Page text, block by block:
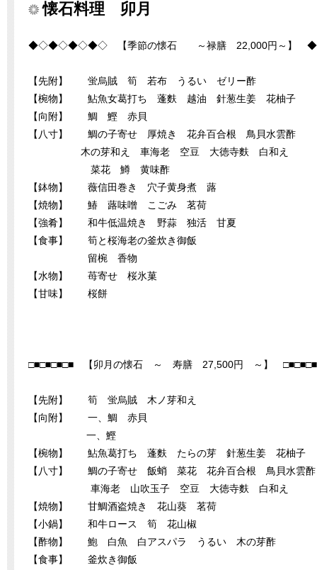
懐石料理 卯月
◆◇◆◇◆◇◆◇ 【季節の懐石 ～禄膳 22,000円～
【先附】 蛍烏賊 筍 若布 うるい ゼリー酢
【椀物】 鮎魚女葛打ち 蓬麩 越油 針葱生姜 花柚子
【向附】 鯛 鰹 赤貝
【八寸】 鯛の子寄せ 厚焼き 花弁百合根 鳥貝水雲酢
木の芽和え 車海老 空豆 大徳寺麩 白和え
菜花 鱒 黄味酢
【鉢物】 薇信田巻き 穴子黄身煮 蕗
【焼物】 鰆 蕗味噌 こごみ 茗荷
【強肴】 和牛低温焼き 野蒜 独活 甘夏
【食事】 筍と桜海老の釜炊き御飯
留椀 香物
【水物】 苺寄せ 桜氷菓
【甘味】 桜餅
□■□■□■□■ 【卯月の懐石 ～ 寿膳 27,500円 ～】
【先附】 筍 蛍烏賊 木ノ芽和え
【向附】 一、鯛 赤貝
一、鰹
【椀物】 鮎魚葛打ち 蓬麩 たらの芽 針葱生姜 花柚子
【八寸】 鯛の子寄せ 飯蛸 菜花 花弁百合根 鳥貝水雲酢
車海老 山吹玉子 空豆 大徳寺麩 白和え
【焼物】 甘鯛酒盗焼き 花山葵 茗荷
【小鍋】 和牛ロース 筍 花山椒
【酢物】 鮑 白魚 白アスパラ うるい 木の芽酢
【食事】 釜炊き御飯